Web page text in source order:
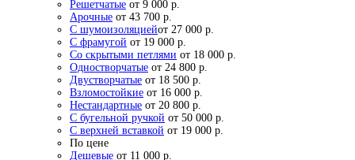
Решетчатые от 9 000 р.
Арочные от 43 700 р.
С шумоизоляциейот 27 000 р.
С фрамугой от 19 000 р.
Со скрытыми петлями от 18 000 р.
Одностворчатые от 24 800 р.
Двустворчатые от 18 500 р.
Взломостойкие от 16 000 р.
Нестандартные от 20 800 р.
С бугельной ручкой от 50 000 р.
С верхней вставкой от 19 000 р.
По цене
Дешевые от 11 000 р.